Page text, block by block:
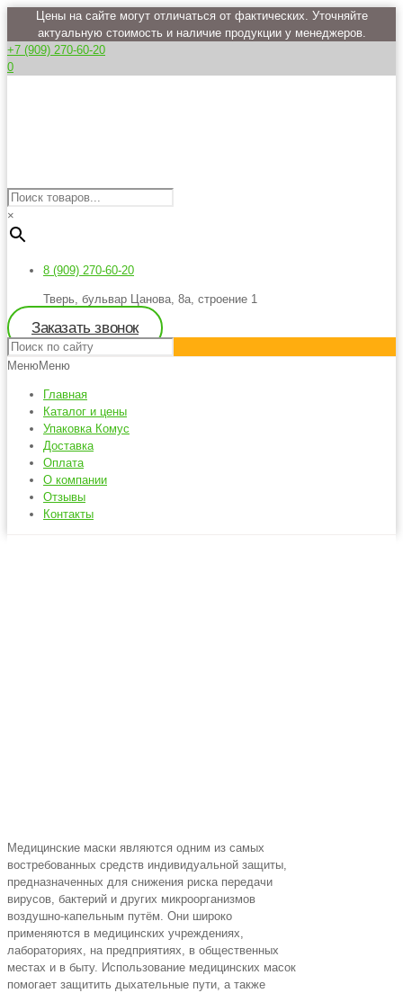
Цены на сайте могут отличаться от фактических. Уточняйте
актуальную стоимость и наличие продукции у менеджеров.
+7 (909) 270-60-20
0
×
8 (909) 270-60-20
Тверь, бульвар Цанова, 8а, строение 1
Заказать звонок
МенюМеню
Главная
Каталог и цены
Упаковка Комус
Доставка
Оплата
О компании
Отзывы
Контакты
Медицинские маски являются одним из самых
востребованных средств индивидуальной защиты,
предназначенных для снижения риска передачи
вирусов, бактерий и других микроорганизмов
воздушно-капельным путём. Они широко
применяются в медицинских учреждениях,
лабораториях, на предприятиях, в общественных
местах и в быту. Использование медицинских масок
помогает защитить дыхательные пути, а также